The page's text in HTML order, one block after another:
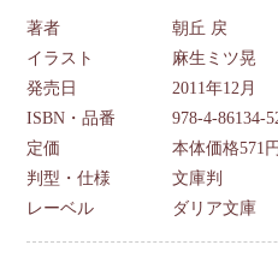
著者
朝丘 戻
イラスト
麻生ミツ晃
発売日
2011年12月
ISBN・品番
978-4-86134-
定価
本体価格571
判型・仕様
文庫判
レーベル
ダリア文庫